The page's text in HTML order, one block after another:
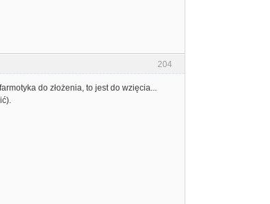
204
do złożenia, to jest do wzięcia...